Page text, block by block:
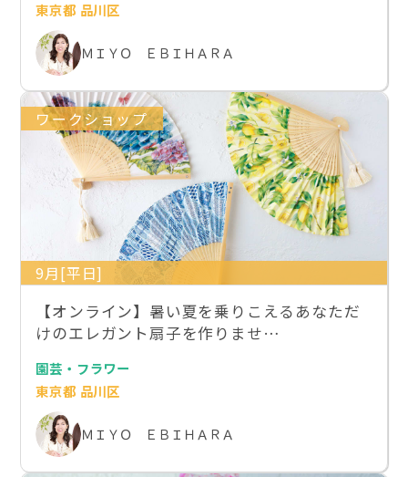
東京都 品川区
ＭＩＹＯ ＥＢＩＨＡＲＡ
ワークショップ
9月[平日]
【オンライン】暑い夏を乗りこえるあなただ
けのエレガント扇子を作りませ…
園芸・フラワー
東京都 品川区
ＭＩＹＯ ＥＢＩＨＡＲＡ